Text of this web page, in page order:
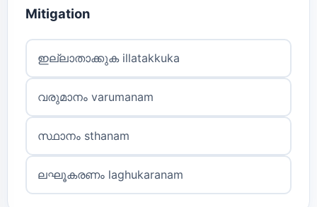
Mitigation
ഇല്ലാതാക്കുക illatakkuka
വരുമാനം varumanam
സ്ഥാനം sthanam
ലഘൂകരണം laghukaranam